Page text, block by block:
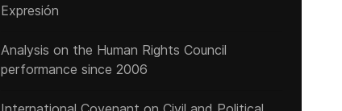
Expresión
Analysis on the Human Rights Council
performance since 2006